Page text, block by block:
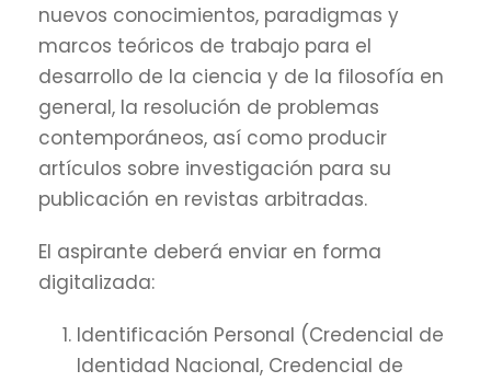
nuevos conocimientos, paradigmas y
marcos teóricos de trabajo para el
desarrollo de la ciencia y de la filosofía en
general, la resolución de problemas
contemporáneos, así como producir
artículos sobre investigación para su
publicación en revistas arbitradas.
El aspirante deberá enviar en forma
digitalizada:
Identificación Personal (Credencial de
Identidad Nacional, Credencial de